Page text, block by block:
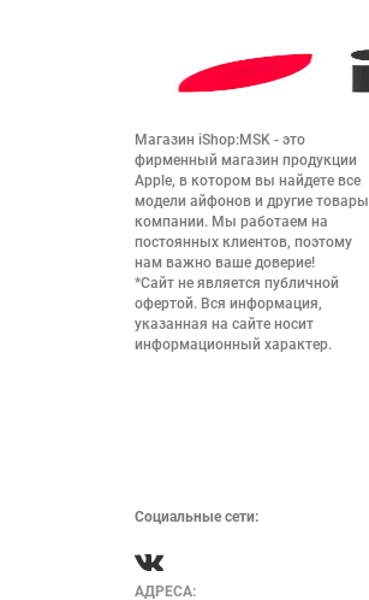
Магазин iShop:MSK - это
фирменный магазин продукции
Apple, в котором вы найдете все
модели айфонов и другие товары
компании. Мы работаем на
постоянных клиентов, поэтому
нам важно ваше доверие!
*Сайт не является публичной
офертой. Вся информация,
указанная на сайте носит
информационный характер.
Социальные сети:
АДРЕСА: